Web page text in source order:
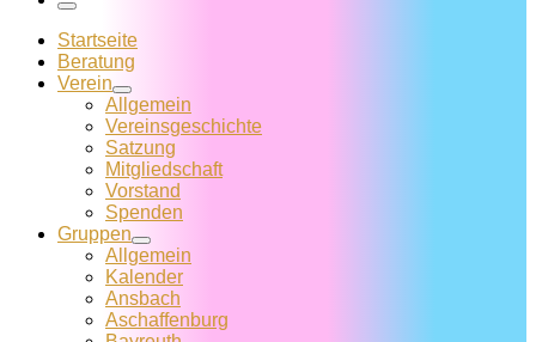
Menü
Startseite
Beratung
Verein
Allgemein
Vereins­geschichte
Satzung
Mitglied­schaft
Vorstand
Spenden
Gruppen
Allgemein
Kalender
Ansbach
Aschaffenburg